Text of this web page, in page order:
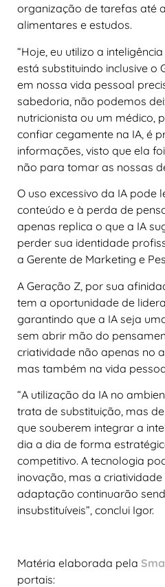
organização de tarefas até
alimentares e estudos.
“Hoje, eu utilizo a
está substituindo inclusive o
em nossa vida pessoal
sabedoria, não podemos
nutricionista ou um médico,
confiar cegamente na IA, é
informações, visto que ela
não para tomar as nossas
O uso excessivo da IA pode
conteúdo e à perda de
apenas replica o que a IA
perder sua identidade
a Gerente de Marketing e
A Geração Z, por sua
tem a oportunidade de
garantindo que a IA seja
sem abrir mão do
criatividade não apenas no
mas também na vida
“A utilização da IA no
trata de substituição, mas
que souberem integrar a
dia a dia de forma
competitivo. A tecnologia
inovação, mas a
adaptação continuarão
insubstituíveis”, conclui Igor.
Matéria elaborada pela
portais: